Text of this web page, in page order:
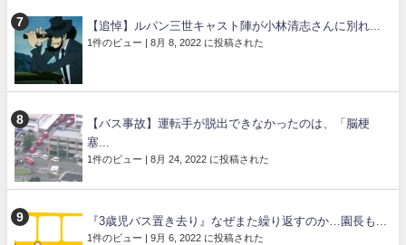
【追悼】ルパン三世キャスト陣が小林清志さんに別れ...
1件のビュー 8月 8, 2022 に投稿された
【バス事故】運転手が脱出できなかったのは、「脳梗
塞...
1件のビュー 8月 24, 2022 に投稿された
『3歳児バス置き去り』なぜまた繰り返すのか…園長も...
1件のビュー 9月 6, 2022 に投稿された